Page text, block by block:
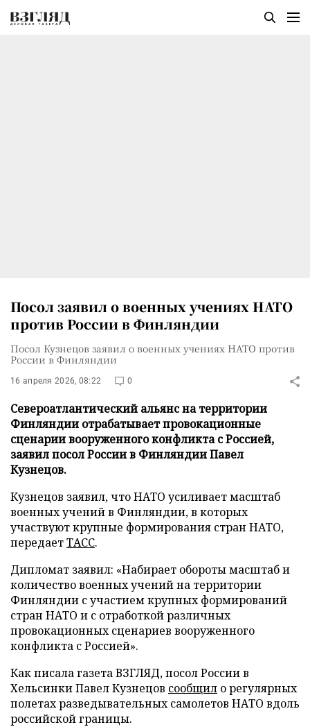
Посол заявил о военных учениях НАТО
против России в Финляндии
Посол Кузнецов заявил о военных учениях НАТО против
России в Финляндии
16 апреля 2026, 08:22 0
Североатлантический альянс на территории
Финляндии отрабатывает провокационные
сценарии вооруженного конфликта с Россией,
заявил посол России в Финляндии Павел
Кузнецов.
Кузнецов заявил, что НАТО усиливает масштаб
военных учений в Финляндии, в которых
участвуют крупные формирования стран НАТО,
передаетТАСС.
Дипломат заявил: «Набирает обороты масштаб и
количество военных учений на территории
Финляндии с участием крупных формирований
стран НАТО и с отработкой различных
провокационных сценариев вооруженного
конфликта с Россией».
Как писала газета ВЗГЛЯД, посол России в
Хельсинки Павел Кузнецов сообщил о регулярных
полетах разведывательных самолетов НАТО вдоль
российской границы.